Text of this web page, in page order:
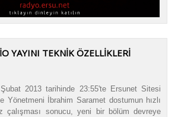
YAYINI TEKNIK ÖZELLIKLERI
2013 tarihinde 23:55'te Ersunet Sitesi
Yönetmeni İbrahim Saramet dostumun hızlı
çalışması sonucu, yeni bir bölüm devreye